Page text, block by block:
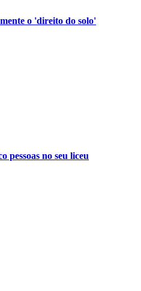
o 'direito do solo'
pessoas no seu liceu